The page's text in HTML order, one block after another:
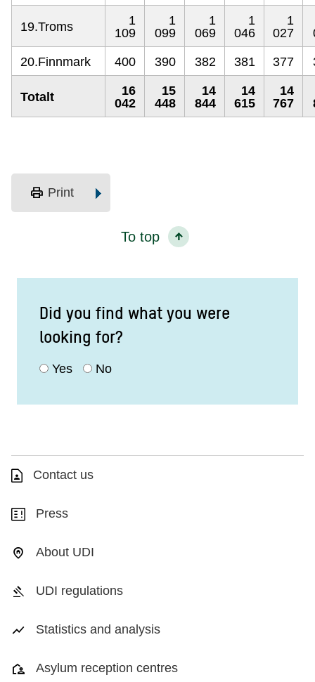
19.Troms
1
109
1
099
1
069
1
046
1
027
20.Finnmark 400 390 382 381 377
Totalt
16
042
15
448
14
844
14
615
14
767
print Print
To top
Did you find what you were
looking for?
Yes No
Contact us
Press
About UDI
UDI regulations
Statistics and analysis
Asylum reception centres